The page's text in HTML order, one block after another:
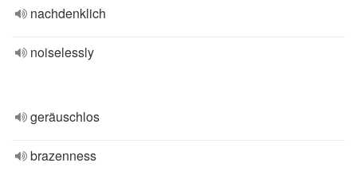
nachdenklich
noiselessly
geräuschlos
brazenness